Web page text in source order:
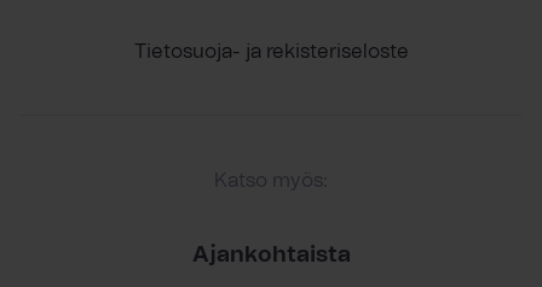
Tietosuoja- ja rekisteriseloste
Katso myös:
Ajankohtaista